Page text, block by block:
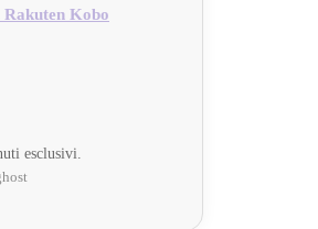
Rakuten Kobo
esclusivi.